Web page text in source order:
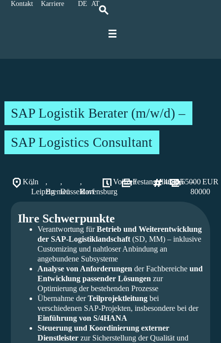
Kontakt Karriere DE AT
SAP Logistik Berater (m/w/d) –
SAP Logistics Consultant
Köln
,
Leipzig
,
Bremen
,
Düsseldorf
,
Ravensburg
VollzeitFestanstellung
4638565000
–
80000
EUR
Ihre Schwerpunkte
Verantwortung fürBetrieb und Weiterentwicklung
der SAP-Logistiklandschaft(SD, MM) – inklusive
Customizing und nahtloser Anbindung an
angebundene Subsysteme
Analyse von Anforderungen der Fachbereiche und
Entwicklung passender Lösungen zur
Optimierung der bestehenden Prozesse
Übernahme derTeilprojektleitung bei
verschiedenen SAP-Projekten, insbesondere bei der
Einführung von S/4HANA
Steuerung und Koordinierung externer
Dienstleister zur Sicherstellung der Qualität und